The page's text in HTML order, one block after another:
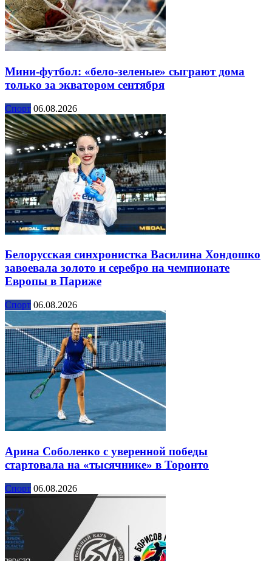
Мини-футбол: «бело-зеленые» сыграют дома
только за экватором сентября
Спорт 06.08.2026
Белорусская синхронистка Василина Хондошко
завоевала золото и серебро на чемпионате
Европы в Париже
Спорт 06.08.2026
Арина Соболенко с уверенной победы
стартовала на «тысячнике» в Торонто
Спорт 06.08.2026